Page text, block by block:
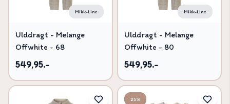
Mikk-Line
Ulddragt - Melange
Offwhite - 68
549,95.-
Mikk-Line
Ulddragt - Melange
Offwhite - 80
549,95.-
25%